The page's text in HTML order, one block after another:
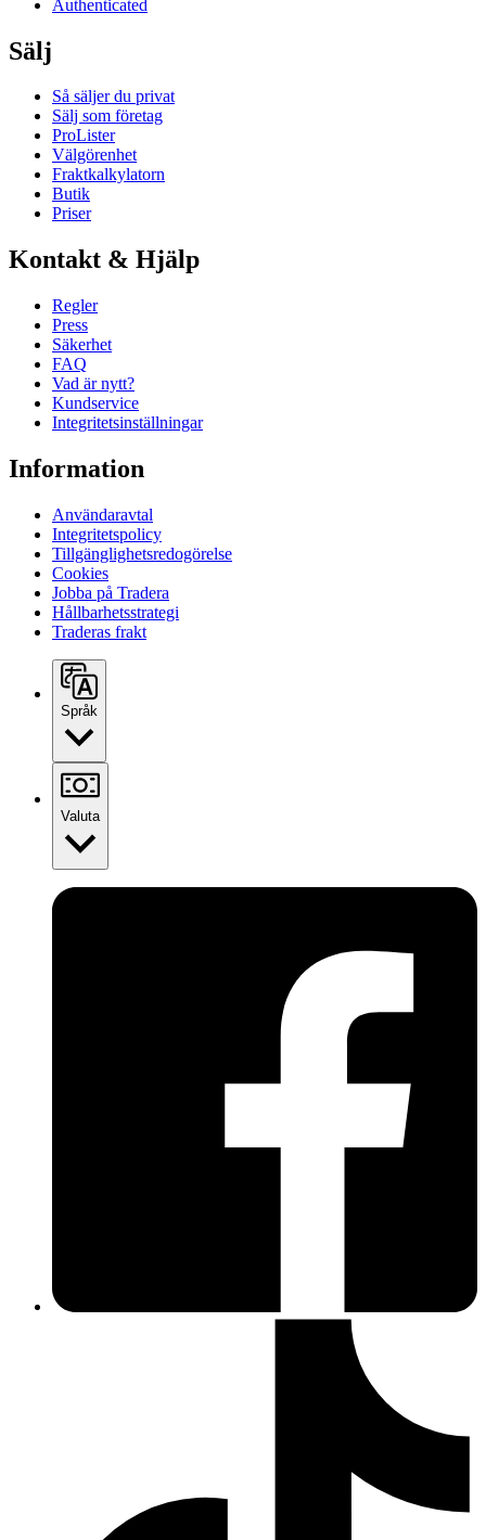
Authenticated
Sälj
Så säljer du privat
Sälj som företag
ProLister
Välgörenhet
Fraktkalkylatorn
Butik
Priser
Kontakt & Hjälp
Regler
Press
Säkerhet
FAQ
Vad är nytt?
Kundservice
Integritetsinställningar
Information
Användaravtal
Integritetspolicy
Tillgänglighetsredogörelse
Cookies
Jobba på Tradera
Hållbarhetsstrategi
Traderas frakt
Språk
Valuta